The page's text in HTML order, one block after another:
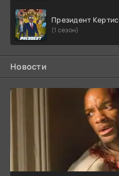
Президент Кертис
(1 сезон)
Новости